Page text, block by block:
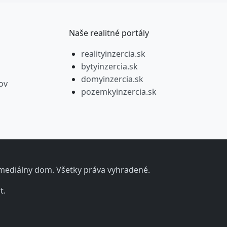
Naše realitné portály
realityinzercia.sk
bytyinzercia.sk
domyinzercia.sk
pozemkyinzercia.sk
dom. Všetky práva vyhradené.